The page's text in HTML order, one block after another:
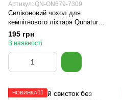
Артикул: QN-ON679-7309
Силіконовий чохол для
кемпігнового ліхтаря Qunature
ON679 Білий
195 грн
В наявності
НОВИНКА🚴‍♂️